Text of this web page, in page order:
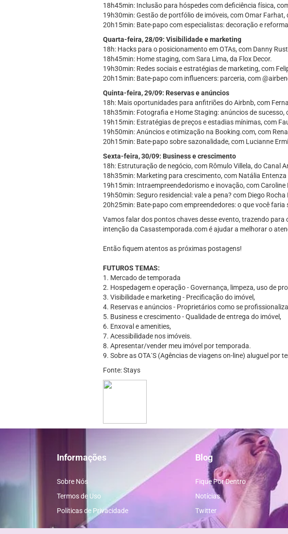
18h45min: Inclusão para hóspedes com deficiência física,
19h30min: Gestão de portfólio de imóveis, com Omar Farhat,
20h15min: Bate-papo com especialistas: decoração e
Quarta-feira, 28/09: Visibilidade e marketing
18h: Hacks para o posicionamento em OTAs, com Danny
18h45min: Home staging, com Sara Lima, da Flox Decor.
19h30min: Redes sociais e estratégias de marketing, com
20h15min: Bate-papo com influencers: parceria, com
Quinta-feira, 29/09: Reservas e anúncios
18h: Mais oportunidades para anfitriões do Airbnb, com
18h35min: Fotografia e Home Staging: anúncios de sucesso,
19h15min: Estratégias de preços e estadias mínimas, com
19h50min: Anúncios e otimização na Booking.com, com
20h15min: Bate-papo sobre sazonalidade, com Lucianne
Sexta-feira, 30/09: Business e crescimento
18h: Estruturação de negócio, com Rômulo Villela, do Canal
18h35min: Marketing para crescimento, com Natália
19h15min: Intraempreendedorismo e inovação, com Caroline
19h50min: Seguro residencial: vale a pena? com Diego
20h25min: Bate-papo com empreendedores: o que você
Vamos falar dos pontos chaves desse evento, trazendo
intenção da Casastemporada.com é ajudar a melhorar o
Então fiquem atentos as próximas postagens!
FUTUROS TEMAS:
1. Mercado de temporada
2. Hospedagem e operação - Governança, limpeza, uso de
3. Visibilidade e marketing - Precificação do imóvel,
4. Reservas e anúncios - Proprietários como se
5. Business e crescimento - Qualidade de entrega do imóvel,
6. Enxoval e amenities,
7. Acessibilidade nos imóveis.
8. Apresentar/vender meu imóvel por temporada.
9. Sobre as OTA´S (Agências de viagens on-line) aluguel por
Fonte: Stays
Informações
Sobre Nós
Termos de Uso
Políticas de Privacidade
Blog
Fique Por Dentro
Notícias
Twitter